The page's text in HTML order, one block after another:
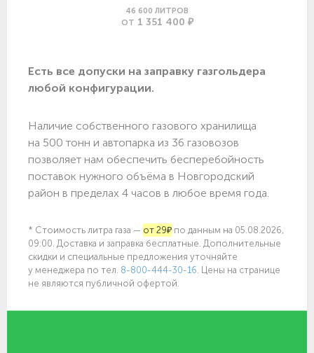
46 600 ЛИТРОВ
ОТ 1 351 400 ₽
Есть все допуски нa заправку газгольдера
любой конфигурации.
Наличие собственного газового хранилища
на 500 тонн и автопарка из 36 газовозов
позволяет нам обеспечить бесперебойность
поставок нужного объёма в Новгородский
район в пределах 4 часов в любое время года.
* Стоимость литра газа — от 29₽ по данным на 05.08.2026,
09:00. Доставка и заправка бесплатные. Дополнительные
скидки и специальные предложения уточняйте
у менеджера по тел. 8-800-444-30-16 . Цены на странице
не являются публичной офертой.